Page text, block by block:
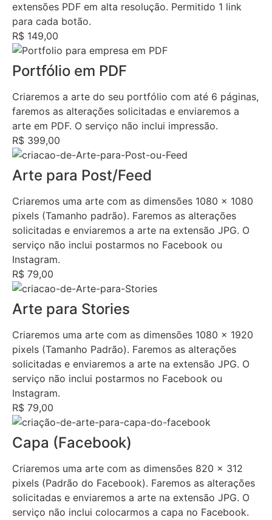
extensões PDF em alta resolução. Permitido 1 link
para cada botão.
R$ 149,00
Portfólio em PDF
Criaremos a arte do seu portfólio com até 6 páginas,
faremos as alterações solicitadas e enviaremos a
arte em PDF. O serviço não inclui impressão.
R$ 399,00
Arte para Post/Feed
Criaremos uma arte com as dimensões 1080 x 1080
pixels (Tamanho padrão). Faremos as alterações
solicitadas e enviaremos a arte na extensão JPG. O
serviço não inclui postarmos no Facebook ou
Instagram.
R$ 79,00
Arte para Stories
Criaremos uma arte com as dimensões 1080 x 1920
pixels (Tamanho Padrão). Faremos as alterações
solicitadas e enviaremos a arte na extensão JPG. O
serviço não inclui postarmos no Facebook ou
Instagram.
R$ 79,00
Capa (Facebook)
Criaremos uma arte com as dimensões 820 x 312
pixels (Padrão do Facebook). Faremos as alterações
solicitadas e enviaremos a arte na extensão JPG. O
serviço não inclui colocarmos a capa no Facebook.